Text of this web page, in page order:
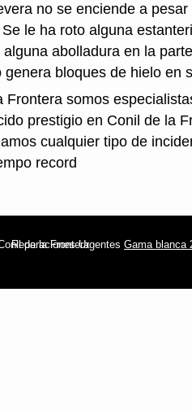
no se enciende a
le ha roto alguna
abolladura en la
bloques de hielo en
Frontera somos
prestigio en Conil de la
cualquier tipo de
record
de la Frontera
Reparaciones Urgentes Gama blanca